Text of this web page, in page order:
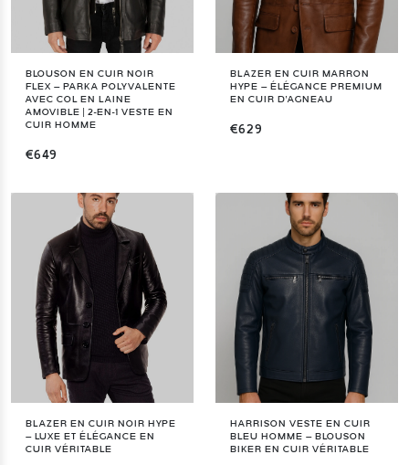
BLOUSON EN CUIR NOIR
FLEX – PARKA POLYVALENTE
AVEC COL EN LAINE
AMOVIBLE | 2-EN-1 VESTE EN
CUIR HOMME
€649
BLAZER EN CUIR MARRON
HYPE – ÉLÉGANCE PREMIUM
EN CUIR D'AGNEAU
€629
BLAZER EN CUIR NOIR HYPE
– LUXE ET ÉLÉGANCE EN
CUIR VÉRITABLE
HARRISON VESTE EN CUIR
BLEU HOMME – BLOUSON
BIKER EN CUIR VÉRITABLE